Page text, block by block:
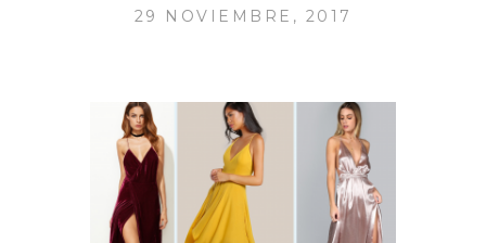
29 NOVIEMBRE, 2017